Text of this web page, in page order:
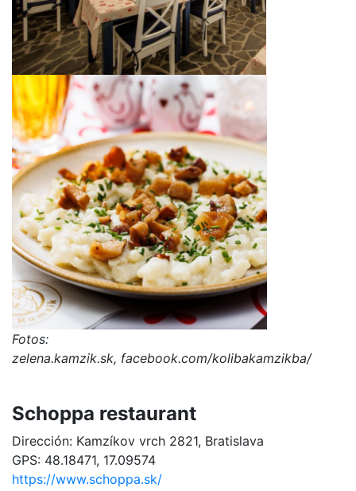
Fotos:
zelena.kamzik.sk, facebook.com/kolibakamzikba/
Schoppa restaurant
Dirección: Kamzíkov vrch 2821, Bratislava
GPS: 48.18471, 17.09574
https://www.schoppa.sk/